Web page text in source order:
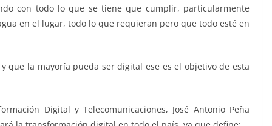
con todo lo que se tiene que cumplir, particularmente
en el lugar, todo lo que requieran pero que todo esté en
que la mayoría pueda ser digital ese es el objetivo de esta
Digital y Telecomunicaciones, José Antonio Peña